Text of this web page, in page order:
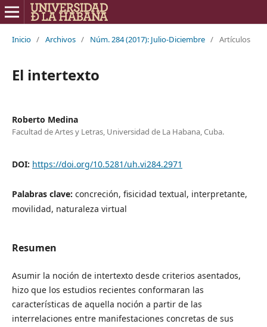
Inicio / Archivos / Núm. 284 (2017): Julio-Diciembre / Artículos
El intertexto
Roberto Medina
Facultad de Artes y Letras, Universidad de La Habana, Cuba.
DOI: https://doi.org/10.5281/uh.vi284.2971
Palabras clave: concreción, fisicidad textual, interpretante,
movilidad, naturaleza virtual
Resumen
Asumir la noción de intertexto desde criterios asentados,
hizo que los estudios recientes conformaran las
características de aquella noción a partir de las
interrelaciones entre manifestaciones concretas de sus